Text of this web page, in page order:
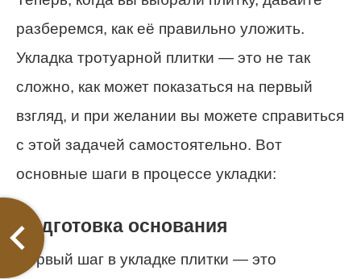
разберемся, как её правильно уложить.
Укладка тротуарной плитки — это не так
сложно, как может показаться на первый
взгляд, и при желании вы можете справиться
с этой задачей самостоятельно. Вот
основные шаги в процессе укладки:
Подготовка основания
Первый шаг в укладке плитки — это